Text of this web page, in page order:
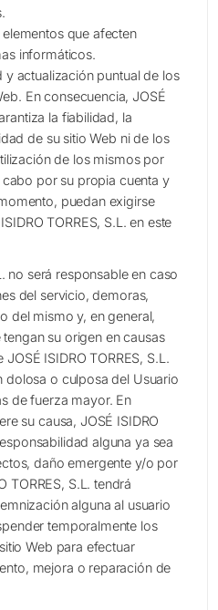
que afecten
informáticos.
y actualización puntual de los
En consecuencia, JOSÉ
la fiabilidad, la
de su sitio Web ni de los
de los mismos por
por su propia cuenta y
puedan exigirse
TORRES, S.L. en este
no será responsable en caso
del servicio, demoras,
del mismo y, en general,
su origen en causas
ISIDRO TORRES, S.L.
dolosa o culposa del Usuario
de fuerza mayor. En
su causa, JOSÉ ISIDRO
alguna ya sea
daño emergente y/o por
TORRES, S.L. tendrá
alguna al usuario
temporalmente los
Web para efectuar
mejora o reparación de